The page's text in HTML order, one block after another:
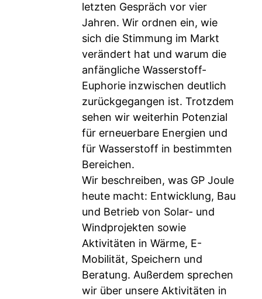
letzten Gespräch vor vier
Jahren. Wir ordnen ein, wie
sich die Stimmung im Markt
verändert hat und warum die
anfängliche Wasserstoff-
Euphorie inzwischen deutlich
zurückgegangen ist. Trotzdem
sehen wir weiterhin Potenzial
für erneuerbare Energien und
für Wasserstoff in bestimmten
Bereichen.
Wir beschreiben, was GP Joule
heute macht: Entwicklung, Bau
und Betrieb von Solar- und
Windprojekten sowie
Aktivitäten in Wärme, E-
Mobilität, Speichern und
Beratung. Außerdem sprechen
wir über unsere Aktivitäten in